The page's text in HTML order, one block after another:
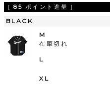
[ 85 ポイント進呈 ]
BLACK
M
在庫切れ
L
XL